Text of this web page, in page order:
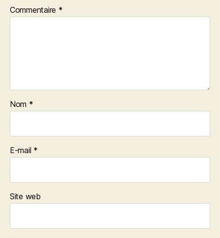
Commentaire *
Nom *
E-mail *
Site web